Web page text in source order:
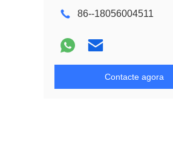
86--18056004511
Contacte agora